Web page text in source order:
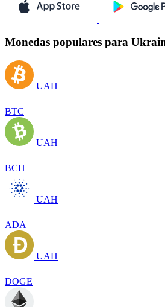
Monedas populares para
UAH
BTC
UAH
BCH
UAH
ADA
UAH
DOGE